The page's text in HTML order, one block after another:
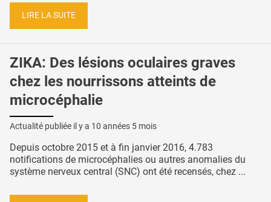
LIRE LA SUITE
ZIKA: Des lésions oculaires graves
chez les nourrissons atteints de
microcéphalie
Actualité publiée il y a 10 années 5 mois
Depuis octobre 2015 et à fin janvier 2016, 4.783
notifications de microcéphalies ou autres anomalies du
système nerveux central (SNC) ont été recensés, chez ...